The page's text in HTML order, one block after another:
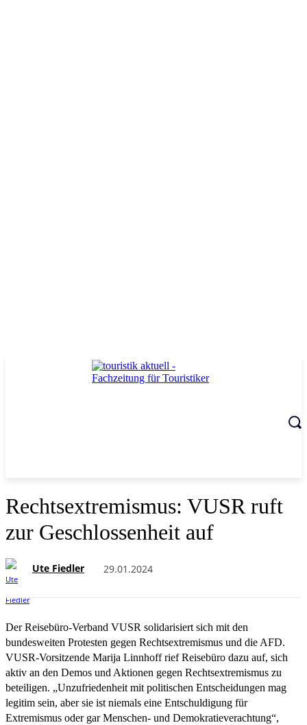
Rechtsextremismus: VUSR ruft
zur Geschlossenheit auf
Ute Fiedler 29.01.2024
Der Reisebüro-Verband VUSR solidarisiert sich mit den
bundesweiten Protesten gegen Rechtsextremismus und die AFD.
VUSR-Vorsitzende Marija Linnhoff rief Reisebüro dazu auf, sich
aktiv an den Demos und Aktionen gegen Rechtsextremismus zu
beteiligen. „Unzufriedenheit mit politischen Entscheidungen mag
legitim sein, aber sie ist niemals eine Entschuldigung für
Extremismus oder gar Menschen- und Demokratieverachtung“,